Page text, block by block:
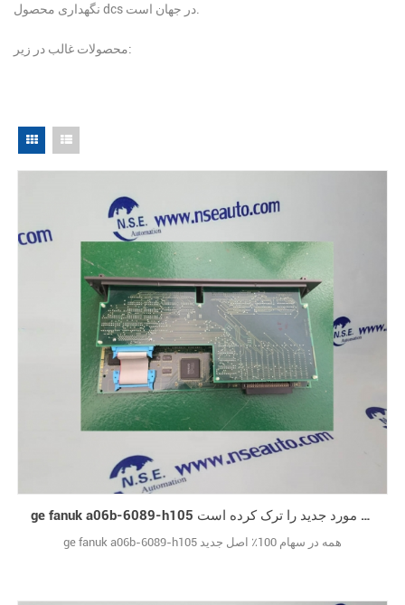
محصولات غالب در زیر:
ge fanuk a06b-6089-h105 محصول مورد جدید را ترک کرده است
ge fanuk a06b-6089-h105 همه در سهام 100٪ اصل جدید